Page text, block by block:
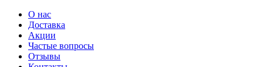
О нас
Доставка
Акции
Частые вопросы
Отзывы